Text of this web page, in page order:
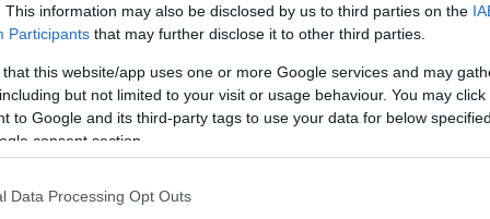
This information may also be disclosed by us to third parties on the
Participants that may further disclose it to other third parties.
that this website/app uses one or more Google services and may
but not limited to your visit or usage behaviour. You may
to Google and its third-party tags to use your data for below
consent section.
Data Processing Opt Outs